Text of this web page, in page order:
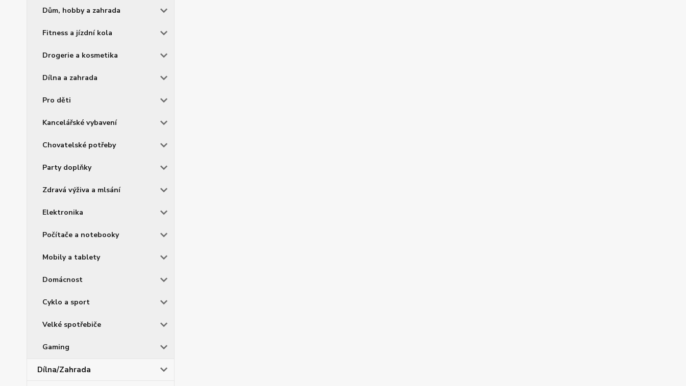
Dům, hobby a zahrada
Fitness a jízdní kola
Drogerie a kosmetika
Dílna a zahrada
Pro děti
Kancelářské vybavení
Chovatelské potřeby
Party doplňky
Zdravá výživa a mlsání
Elektronika
Počítače a notebooky
Mobily a tablety
Domácnost
Cyklo a sport
Velké spotřebiče
Gaming
Dílna/Zahrada